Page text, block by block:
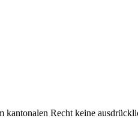
kantonalen Recht keine